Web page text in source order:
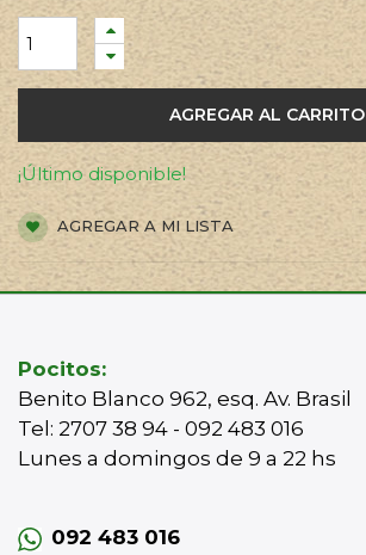
AGREGAR AL CARRITO
¡Último disponible!
AGREGAR A MI LISTA
Pocitos:
Benito Blanco 962, esq. Av. Brasil
Tel: 2707 38 94 - 092 483 016
Lunes a domingos de 9 a 22 hs
092 483 016